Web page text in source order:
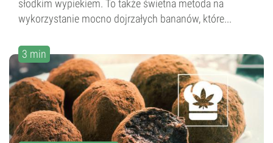
słodkim wypiekiem. To także świetna metoda na
wykorzystanie mocno dojrzałych bananów, które...
3 min